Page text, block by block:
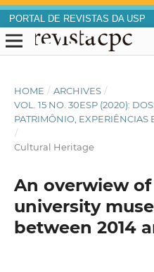
PORTAL DE REVISTAS DA USP
HOME / ARCHIVES /
VOL. 15 NO. 30ESP (2020):
PATRIMÔNIO, EXPERIÊNCIAS
/
Cultural Heritage
An overwiew
university
between 2014